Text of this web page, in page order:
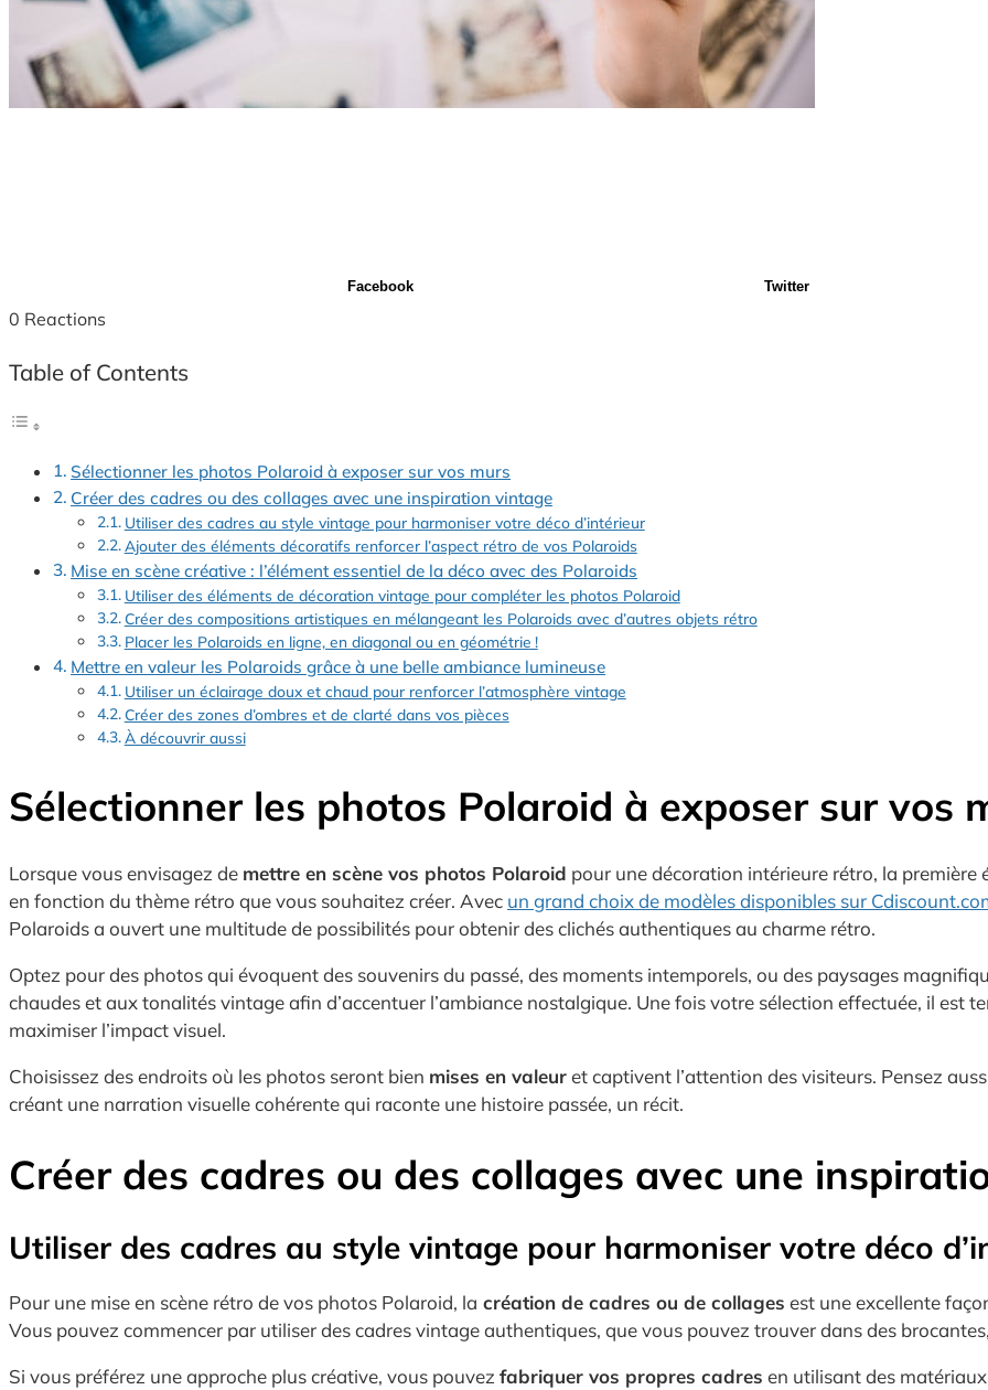
Facebook Twitter
0 Reactions
Table of Contents
Sélectionner les photos Polaroid à exposer sur vos murs
Créer des cadres ou des collages avec une inspiration vintage
Utiliser des cadres au style vintage pour harmoniser votre déco d’intérieur
Ajouter des éléments décoratifs renforcer l’aspect rétro de vos Polaroids
Mise en scène créative : l’élément essentiel de la déco avec des Polaroids
Utiliser des éléments de décoration vintage pour compléter les photos Polaroid
Créer des compositions artistiques en mélangeant les Polaroids avec d’autres objets rétro
Placer les Polaroids en ligne, en diagonal ou en géométrie !
Mettre en valeur les Polaroids grâce à une belle ambiance lumineuse
Utiliser un éclairage doux et chaud pour renforcer l’atmosphère vintage
Créer des zones d’ombres et de clarté dans vos pièces
À découvrir aussi
Sélectionner les photos Polaroid à exposer sur vos
Lorsque vous envisagez de mettre en scène vos photos Polaroid pour une décoration intérieure rétro, la
en fonction du thème rétro que vous souhaitez créer. Avec un grand choix de modèles disponibles sur
Polaroids a ouvert une multitude de possibilités pour obtenir des clichés authentiques au charme rétro.
Optez pour des photos qui évoquent des souvenirs du passé, des moments intemporels, ou des paysages
chaudes et aux tonalités vintage afin d’accentuer l’ambiance nostalgique. Une fois votre sélection effectuée, il est
maximiser l’impact visuel.
Choisissez des endroits où les photos seront bien mises en valeuret captivent l’attention des visiteurs. Pensez
créant une narration visuelle cohérente qui raconte une histoire passée, un récit.
Créer des cadres ou des collages avec une
Utiliser des cadres au style vintage pour harmoniser votre déco
Pour une mise en scène rétro de vos photos Polaroid, la création de cadres ou de collages est une excellente
Vous pouvez commencer par utiliser des cadres vintage authentiques, que vous pouvez trouver dans des
Si vous préférez une approche plus créative, vous pouvez fabriquer vos propres cadres en utilisant des